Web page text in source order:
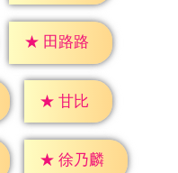
★ 田路路
★ 甘比
★ 徐乃麟